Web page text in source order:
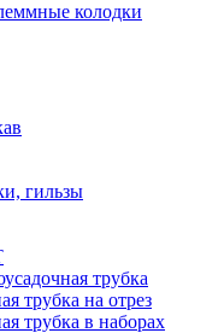
колодки
гильзы
трубка
трубка на отрез
трубка в наборах